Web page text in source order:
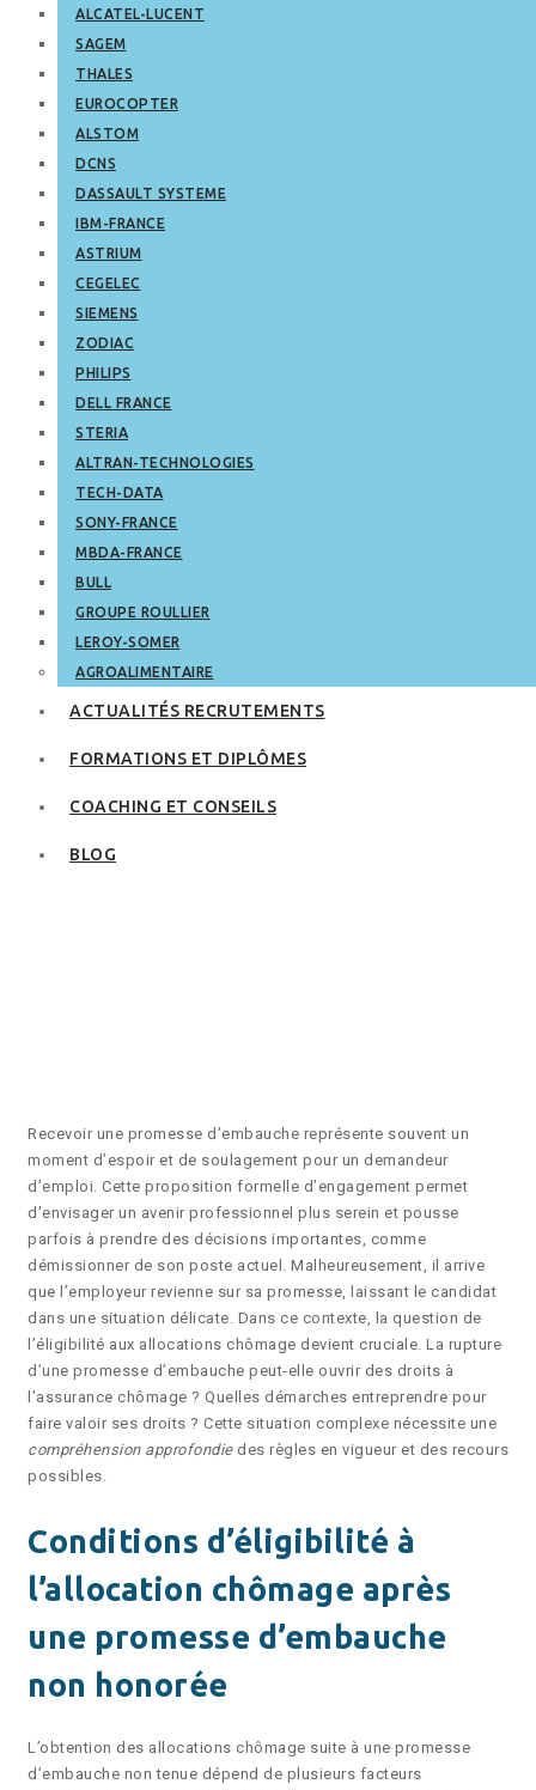
ALCATEL-LUCENT
SAGEM
THALES
EUROCOPTER
ALSTOM
DCNS
DASSAULT SYSTEME
IBM-FRANCE
ASTRIUM
CEGELEC
SIEMENS
ZODIAC
PHILIPS
DELL FRANCE
STERIA
ALTRAN-TECHNOLOGIES
TECH-DATA
SONY-FRANCE
MBDA-FRANCE
BULL
GROUPE ROULLIER
LEROY-SOMER
AGROALIMENTAIRE
ACTUALITÉS RECRUTEMENTS
FORMATIONS ET DIPLÔMES
COACHING ET CONSEILS
BLOG
Recevoir une promesse d’embauche représente souvent un
moment d’espoir et de soulagement pour un demandeur
d’emploi. Cette proposition formelle d’engagement permet
d’envisager un avenir professionnel plus serein et pousse
parfois à prendre des décisions importantes, comme
démissionner de son poste actuel. Malheureusement, il arrive
que l’employeur revienne sur sa promesse, laissant le candidat
dans une situation délicate. Dans ce contexte, la question de
l’éligibilité aux allocations chômage devient cruciale. La rupture
d’une promesse d’embauche peut-elle ouvrir des droits à
l’assurance chômage ? Quelles démarches entreprendre pour
faire valoir ses droits ? Cette situation complexe nécessite une
compréhension approfondie des règles en vigueur et des recours
possibles.
Conditions d’éligibilité à
l’allocation chômage après
une promesse d’embauche
non honorée
L’obtention des allocations chômage suite à une promesse
d’embauche non tenue dépend de plusieurs facteurs